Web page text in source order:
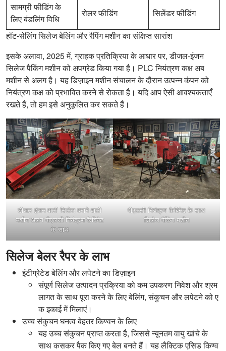
सामग्री फीडिंग के
लिए बंडलिंग विधि
रोलर फीडिंग
सिलेंडर फीडिंग
हॉट-सेलिंग सिलेज बेलिंग और रैपिंग मशीन का संक्षिप्त सारांश
इसके अलावा, 2025 में, ग्राहक प्रतिक्रिया के आधार पर, डीजल-इंजन
सिलेज पैकिंग मशीन को अपग्रेड किया गया है। PLC नियंत्रण कक्ष अब
मशीन से अलग है। यह डिज़ाइन मशीन संचालन के दौरान उत्पन्न कंपन को
नियंत्रण कक्ष को प्रभावित करने से रोकता है। यदि आप ऐसी आवश्यकताएँ
रखते हैं, तो हम इसे अनुकूलित कर सकते हैं।
डीजल इंजन वाली सिलेज बनाने वाली
मशीन अलग पीएलसी नियंत्रण कैबिनेट
के साथ
पीएलसी नियंत्रण कैबिनेट के साथ
सिलेज पैकिंग मशीन
सिलेज बेलर रैपर के लाभ
इंटीग्रेटेड बेलिंग और लपेटने का डिज़ाइन
संपूर्ण सिलेज उत्पादन प्रक्रिया को कम उपकरण निवेश और श्रम
लागत के साथ पूरा करने के लिए बेलिंग, संकुचन और लपेटने को ए
क इकाई में मिलाएं।
उच्च संकुचन घनत्व बेहतर किण्वन के लिए
यह उच्च संकुचन प्राप्त करता है, जिससे न्यूनतम वायु खांचे के
साथ कसकर पैक किए गए बेल बनते हैं। यह लैक्टिक एसिड किण्व